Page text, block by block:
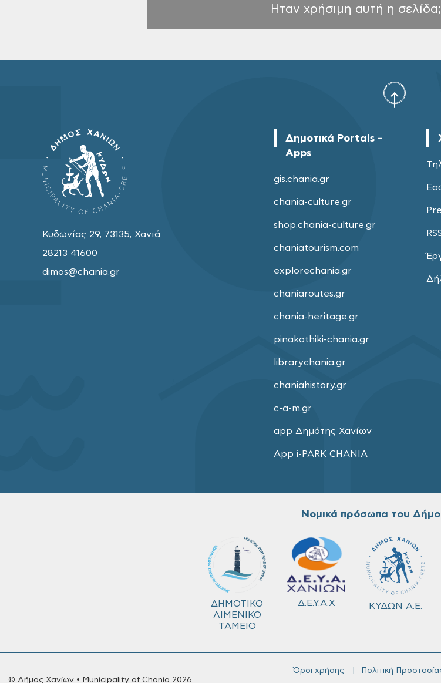
Ηταν χρήσιμη αυτή η σελίδα;
Κυδωνίας 29, 73135, Χανιά
28213 41600
dimos@chania.gr
Δημοτικά Portals -
Apps
gis.chania.gr
chania-culture.gr
shop.chania-culture.gr
chaniatourism.com
explorechania.gr
chaniaroutes.gr
chania-heritage.gr
pinakothiki-chania.gr
librarychania.gr
chaniahistory.gr
c-a-m.gr
app Δημότης Χανίων
App i-PARK CHANIA
Νομικά πρόσωπα του
ΔΗΜΟΤΙΚΟ
ΛΙΜΕΝΙΚΟ
ΤΑΜΕΙΟ
Δ.Ε.Υ.Α.Χ ΚΥΔΩΝ Α.Ε.
© Δήμος Χανίων • Municipality of Chania 2026
Όροι χρήσης Πολιτική